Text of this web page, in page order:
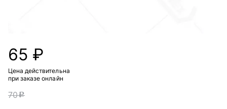
65 ₽
Цена действительна
при заказе онлайн
70c